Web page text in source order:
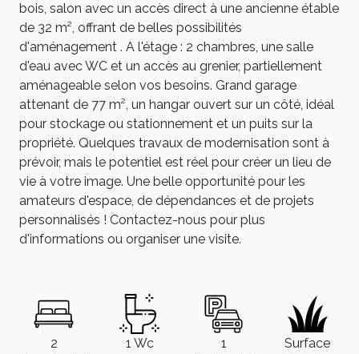
bois, salon avec un accès direct à une ancienne étable
de 32 m², offrant de belles possibilités
d'aménagement . A l'étage : 2 chambres, une salle
d'eau avec WC et un accès au grenier, partiellement
aménageable selon vos besoins. Grand garage
attenant de 77 m², un hangar ouvert sur un côté, idéal
pour stockage ou stationnement et un puits sur la
propriété. Quelques travaux de modernisation sont à
prévoir, mais le potentiel est réel pour créer un lieu de
vie à votre image. Une belle opportunité pour les
amateurs d'espace, de dépendances et de projets
personnalisés ! Contactez-nous pour plus
d'informations ou organiser une visite.
2
1 Wc
1
Surface